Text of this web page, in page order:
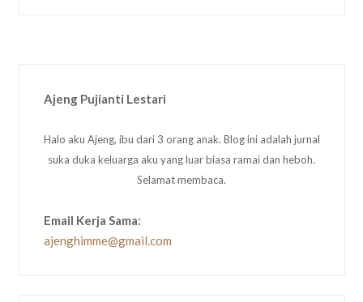
Ajeng Pujianti Lestari
Halo aku Ajeng, ibu dari 3 orang anak. Blog ini adalah jurnal
suka duka keluarga aku yang luar biasa ramai dan heboh.
Selamat membaca.
Email Kerja Sama:
ajenghimme@gmail.com